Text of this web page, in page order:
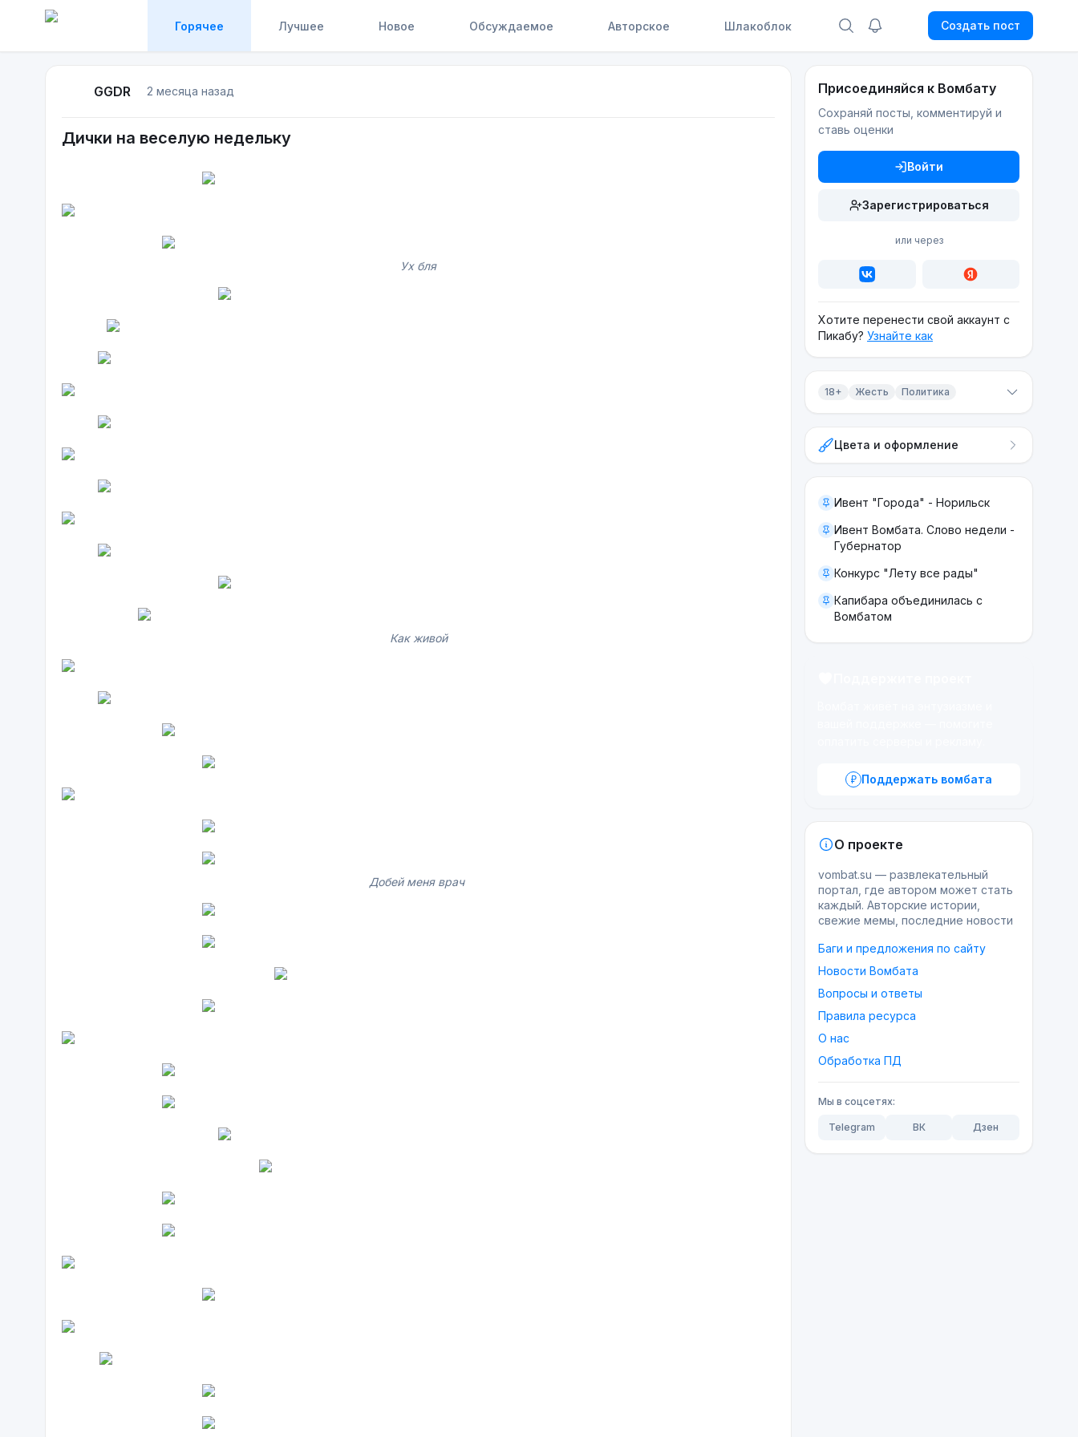
Горячее Лучшее Новое Обсуждаемое Авторское Шлакоблок Создать пост
GGDR 2 месяца назад
Дички на веселую недельку
Ух бля
Как живой
Добей меня врач
Присоединяйся к Вомбату
Сохраняй посты, комментируй и
ставь оценки
Войти
Зарегистрироваться
или через
Хотите перенести свой аккаунт с
Пикабу? Узнайте как
18+ Жесть Политика
ЖестьЦвета и оформление
Ивент "Города" - Норильск
Ивент Вомбата. Слово недели -
Губернатор
Конкурс "Лету все рады"
Капибара объединилась с
Вомбатом
Поддержать вомбата
О проекте
vombat.su — развлекательный
портал, где автором может стать
каждый. Авторские истории,
свежие мемы, последние новости
Баги и предложения по сайту
Новости Вомбата
Вопросы и ответы
Правила ресурса
О нас
Обработка ПД
Мы в соцсетях:
Telegram ВК Дзен